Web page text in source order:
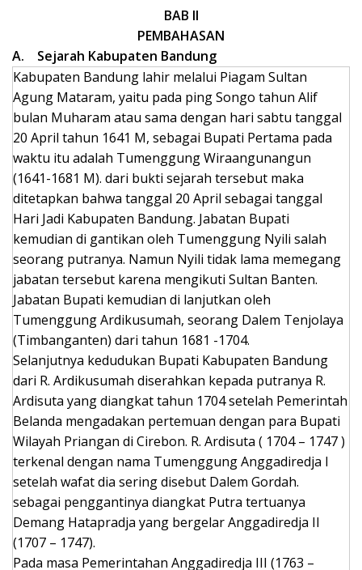
BAB II
PEMBAHASAN
A.
Sejarah Kabupaten Bandung
Kabupaten Bandung lahir melalui Piagam Sultan
Agung Mataram, yaitu pada ping Songo tahun Alif
bulan Muharam atau sama dengan hari sabtu tanggal
20 April tahun 1641 M, sebagai Bupati Pertama pada
waktu itu adalah Tumenggung Wiraangunangun
(1641-1681 M). dari bukti sejarah tersebut maka
ditetapkan bahwa tanggal 20 April sebagai tanggal
Hari Jadi Kabupaten Bandung. Jabatan Bupati
kemudian di gantikan oleh Tumenggung Nyili salah
seorang putranya. Namun Nyili tidak lama memegang
jabatan tersebut karena mengikuti Sultan Banten.
Jabatan Bupati kemudian di lanjutkan oleh
Tumenggung Ardikusumah, seorang Dalem Tenjolaya
(Timbanganten) dari tahun 1681 -1704.
Selanjutnya kedudukan Bupati Kabupaten Bandung
dari R. Ardikusumah diserahkan kepada putranya R.
Ardisuta yang diangkat tahun 1704 setelah Pemerintah
Belanda mengadakan pertemuan dengan para Bupati
Wilayah Priangan di Cirebon. R. Ardisuta ( 1704 – 1747 )
terkenal dengan nama Tumenggung Anggadiredja I
setelah wafat dia sering disebut Dalem Gordah.
sebagai penggantinya diangkat Putra tertuanya
Demang Hatapradja yang bergelar Anggadiredja II
(1707 – 1747).
Pada masa Pemerintahan Anggadiredja III (1763 –